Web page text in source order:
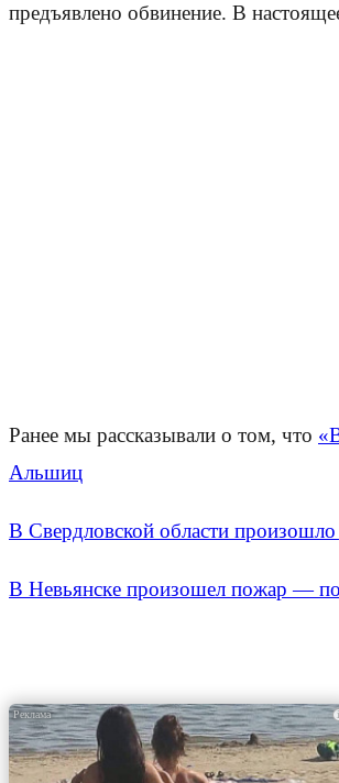
предъявлено обвинение. В
Ранее мы рассказывали о том, что
Альшиц
В Свердловской области
В Невьянске произошел пожар —
i